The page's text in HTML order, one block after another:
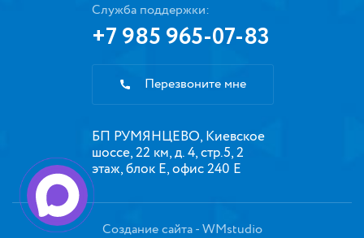
Служба поддержки:
+7 985 965-07-83
Перезвоните мне
БП РУМЯНЦЕВО, Киевское
шоссе, 22 км, д. 4, стр.5, 2
этаж, блок Е, офис 240 Е
Создание сайта- WMstudio